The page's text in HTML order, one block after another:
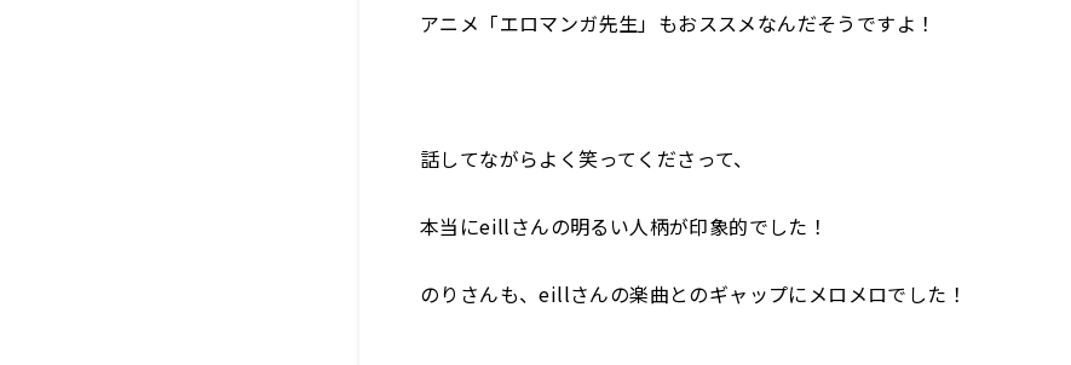
アニメ「エロマンガ先生」もおススメなんだそうですよ！
話してながらよく笑ってくださって、
本当にeillさんの明るい人柄が印象的でした！
のりさんも、eillさんの楽曲とのギャップにメロメロでした！